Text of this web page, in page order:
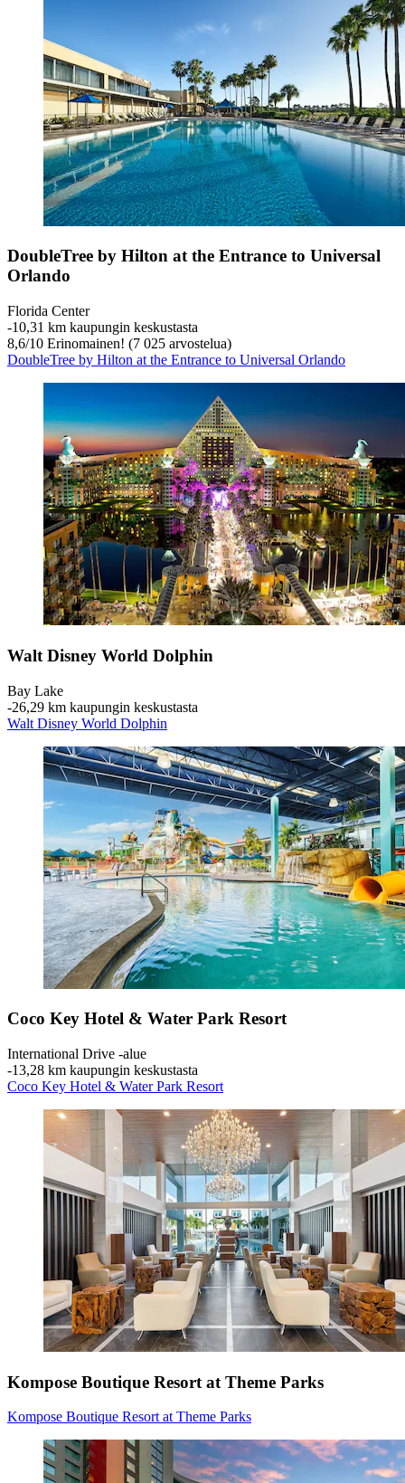
DoubleTree by Hilton at the Entrance to Universal
Orlando
Florida Center
‐10,31 km kaupungin keskustasta
8,6/10 Erinomainen! (7 025 arvostelua)
DoubleTree by Hilton at the Entrance to Universal Orlando
Walt Disney World Dolphin
Bay Lake
‐26,29 km kaupungin keskustasta
Walt Disney World Dolphin
Coco Key Hotel & Water Park Resort
International Drive -alue
‐13,28 km kaupungin keskustasta
Coco Key Hotel & Water Park Resort
Kompose Boutique Resort at Theme Parks
Kompose Boutique Resort at Theme Parks